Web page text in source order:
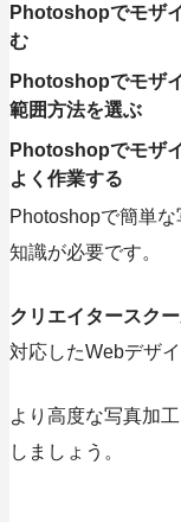
Photoshopでモザ
む
Photoshopでモザ
範囲方法を選ぶ
Photoshopでモザ
よく作業する
Photoshopで簡単
知識が必要です。
クリエイタースクー
対応したWebデザ
より高度な写真加
しましょう。